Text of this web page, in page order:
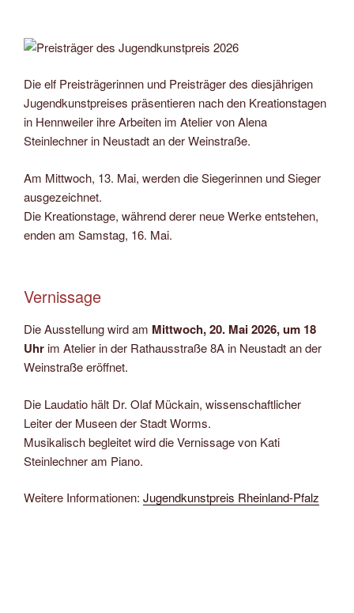
Die elf Preisträgerinnen und Preisträger des diesjährigen
Jugendkunstpreises präsentieren nach den Kreationstagen
in Hennweiler ihre Arbeiten im Atelier von Alena
Steinlechner in Neustadt an der Weinstraße.
Am Mittwoch, 13. Mai, werden die Siegerinnen und Sieger
ausgezeichnet.
Die Kreationstage, während derer neue Werke entstehen,
enden am Samstag, 16. Mai.
Vernissage
Die Ausstellung wird am Mittwoch, 20. Mai 2026, um 18
Uhrim Atelier in der Rathausstraße 8A in Neustadt an der
Weinstraße eröffnet.
Die Laudatio hält Dr. Olaf Mückain, wissenschaftlicher
Leiter der Museen der Stadt Worms.
Musikalisch begleitet wird die Vernissage von Kati
Steinlechner am Piano.
Weitere Informationen: Jugendkunstpreis Rheinland-Pfalz